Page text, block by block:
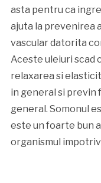
asta pentru ca
ajuta la prevenirea
vascular datorita
Aceste uleiuri scad
relaxarea si
in general si previn
general. Somonul
este un foarte bun
organismul